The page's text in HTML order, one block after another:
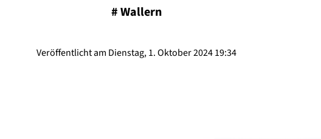
#Wallern
Veröffentlicht am Dienstag, 1. Oktober 2024 19:34